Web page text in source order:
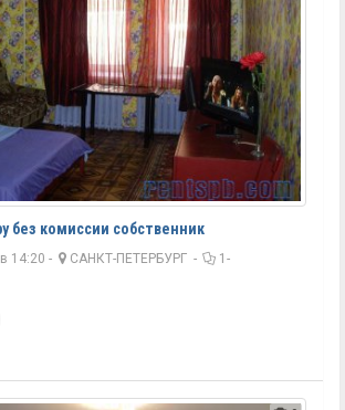
без комиссии собственник
14:20 - САНКТ-ПЕТЕРБУРГ -
1-